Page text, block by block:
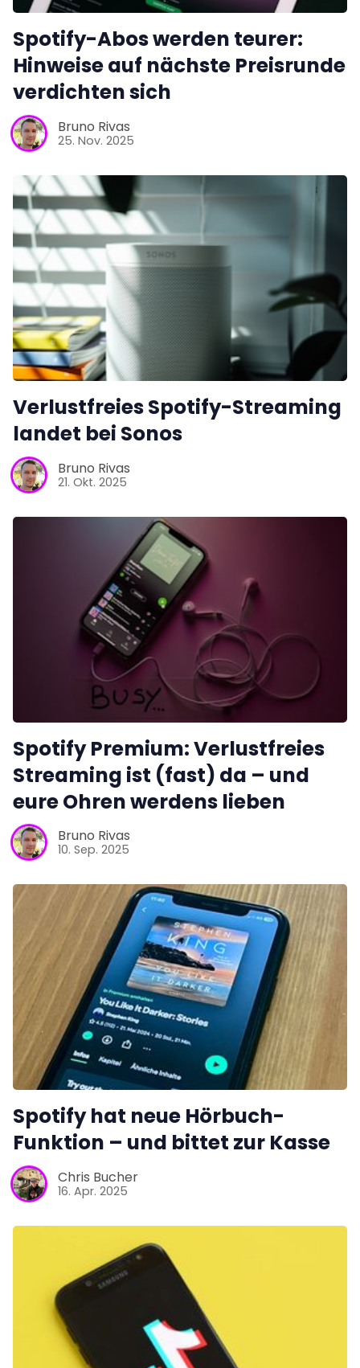
Spotify-Abos werden teurer:
Hinweise auf nächste Preisrunde
verdichten sich
Bruno Rivas
25. Nov. 2025
Verlustfreies Spotify-Streaming
landet bei Sonos
Bruno Rivas
21. Okt. 2025
Spotify Premium: Verlustfreies
Streaming ist (fast) da – und
eure Ohren werdens lieben
Bruno Rivas
10. Sep. 2025
Spotify hat neue Hörbuch-
Funktion – und bittet zur Kasse
Chris Bucher
16. Apr. 2025